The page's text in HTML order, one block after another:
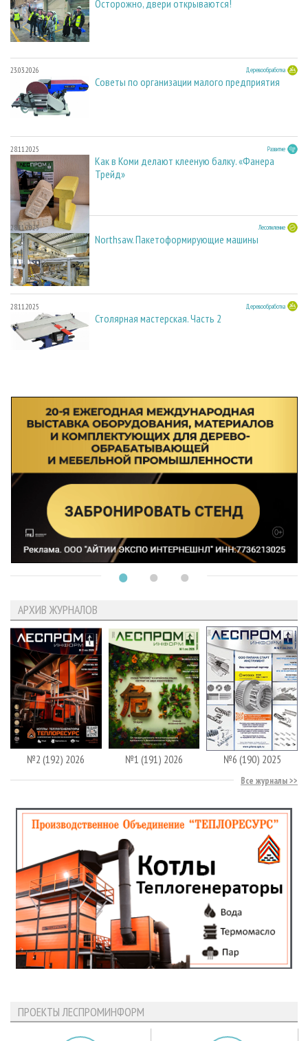
Осторожно, двери открываются!
23.03.2026 Деревообработка
Советы по организации малого предприятия
28.11.2025 Развитие
Как в Коми делают клееную балку. «Фанера
Трейд»
28.11.2025 Лесопиление
Northsaw. Пакетоформирующие машины
28.11.2025 Деревообработка
Столярная мастерская. Часть 2
АРХИВ ЖУРНАЛОВ
№2 (192) 2026 №1 (191) 2026 №6 (190) 2025
Все журналы
ПРОЕКТЫ ЛЕСПРОМИНФОРМ